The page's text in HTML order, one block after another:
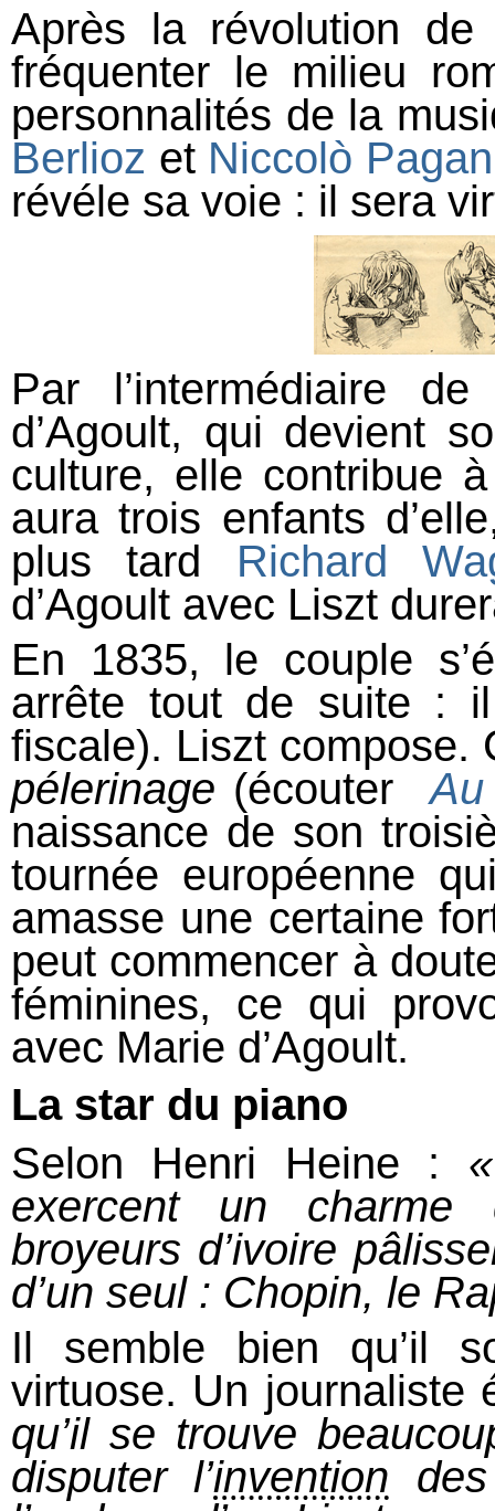
Après la révolution
fréquenter le milieu
personnalités de la
Berlioz et Niccolò
révéle sa voie : il sera
Par l’intermédiaire
d’Agoult, qui devient
culture, elle contribue
aura trois enfants
plus tard Richard
d’Agoult avec Liszt
En 1835, le couple
arrête tout de suite : il
fiscale). Liszt compose.
pélerinage (écouter
naissance de son
tournée européenne
amasse une certaine
peut commencer à
féminines, ce qui
avec Marie d’Agoult.
La star du piano
Selon Henri Heine :
exercent un charme
broyeurs d’ivoire
d’un seul : Chopin, le
Il semble bien qu’il
virtuose. Un journaliste
qu’il se trouve
disputer l’invention